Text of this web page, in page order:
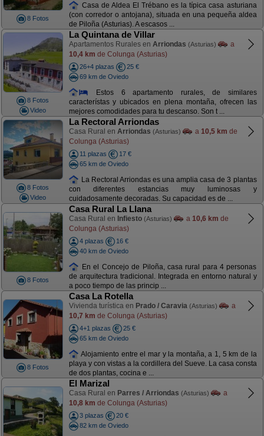
8 Fotos
Casa de Aldea El Trébano es la típica casa asturiana
(con corredor o antojana), situada en una pequeña aldea
de Piloña (Asturias). A escasos ...
8 Fotos
Video
La Quintana de Villar
Apartamentos Rurales en Arriondas (Asturias)
a
10,4 km de Colunga (Asturias)
26+4 plazas
25 €
69 km de Oviedo
Estos 6 apartamento rurales, de similares
característas y ubicados en plena montaña, ofrecen las
mejores comodidades para tu descanso. Son t ...
8 Fotos
Video
La Rectoral Arriondas
Casa Rural en Arriondas (Asturias) a 10,5 km de
Colunga (Asturias)
11 plazas
17 €
65 km de Oviedo
La Rectoral Arriondas es una amplia casa de 3 plantas
con diferentes estancias muy luminosas y
cuidadosamente decoradas. Su capacidad es de ...
8 Fotos
Casa Rural La Llana
Casa Rural en Infiesto (Asturias) a 10,6 km de
Colunga (Asturias)
4 plazas
16 €
40 km de Oviedo
En el Concejo de Piloña, casa rural para 4 personas
de arquitectura tradicional. Integrada en entorno natural y
a poco tiempo de las princip ...
8 Fotos
Casa La Rotella
Vivienda turística en Prado / Caravia (Asturias)
a
10,7 km de Colunga (Asturias)
4+1 plazas
25 €
65 km de Oviedo
Alojamiento entre el mar y la montaña, a 1, 5 km de la
playa y con vistas a la cordillera del Sueve. La casa consta
de dos plantas, cocina e ...
El Marizal
Casa Rural en Parres / Arriondas (Asturias)
a
10,8 km de Colunga (Asturias)
3 plazas
20 €
82 km de Oviedo